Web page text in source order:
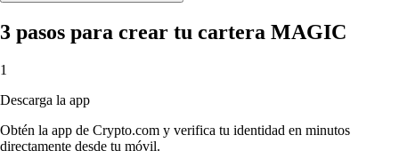
3 pasos para crear tu cartera MAGIC
1
Descarga la app
Obtén la app de Crypto.com y verifica tu identidad en minutos
directamente desde tu móvil.